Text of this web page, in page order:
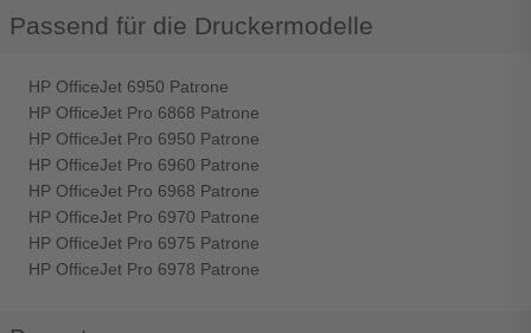
Passend für die Druckermodelle
HP OfficeJet 6950 Patrone
HP OfficeJet Pro 6868 Patrone
HP OfficeJet Pro 6950 Patrone
HP OfficeJet Pro 6960 Patrone
HP OfficeJet Pro 6968 Patrone
HP OfficeJet Pro 6970 Patrone
HP OfficeJet Pro 6975 Patrone
HP OfficeJet Pro 6978 Patrone